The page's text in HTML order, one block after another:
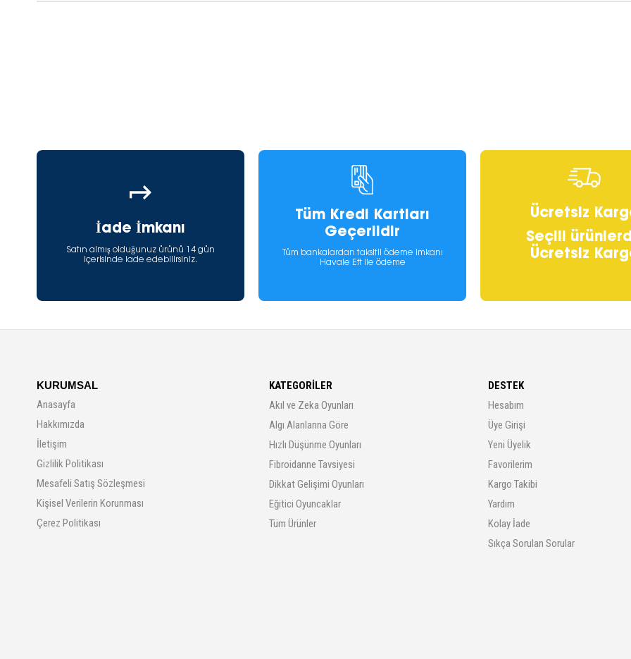
İade İmkanı
Satın almış olduğunuz ürünü 14 gün
içerisinde iade edebilirsiniz.
Tüm Kredi Kartları
Geçerlidir
Tüm bankalardan taksitli ödeme imkanı
Havale Eft ile ödeme
Ücretsiz
Seçili
Ücretsiz
KURUMSAL
Anasayfa
Hakkımızda
İletişim
Gizlilik Politikası
Mesafeli Satış Sözleşmesi
Kişisel Verilerin Korunması
Çerez Politikası
KATEGORİLER
Akıl ve Zeka Oyunları
Algı Alanlarına Göre
Hızlı Düşünme Oyunları
Fibroidanne Tavsiyesi
Dikkat Gelişimi Oyunları
Eğitici Oyuncaklar
Tüm Ürünler
DESTEK
Hesabım
Üye Girişi
Yeni Üyelik
Favorilerim
Kargo Takibi
Yardım
Kolay İade
Sıkça Sorulan Sorular